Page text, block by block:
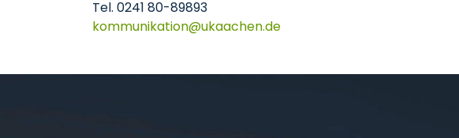
Tel. 0241 80-89893
kommunikation
ukaachende